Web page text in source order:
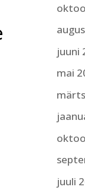
juuni
mai
juuli